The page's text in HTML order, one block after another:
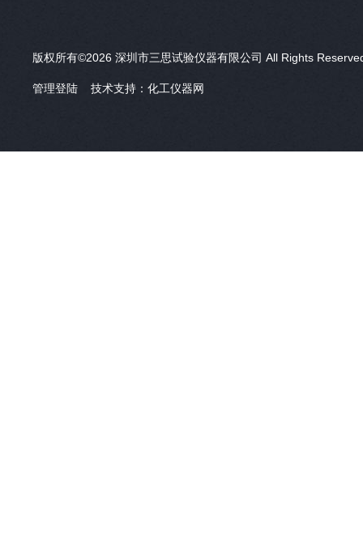
版权所有©2026 深圳市三思试验仪器有限公司 All Rights
管理登陆 技术支持： 化工仪器网